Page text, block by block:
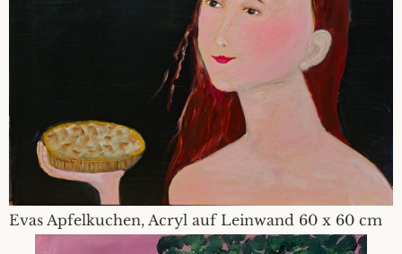
Evas Apfelkuchen, Acryl auf Leinwand 60 x 60 cm